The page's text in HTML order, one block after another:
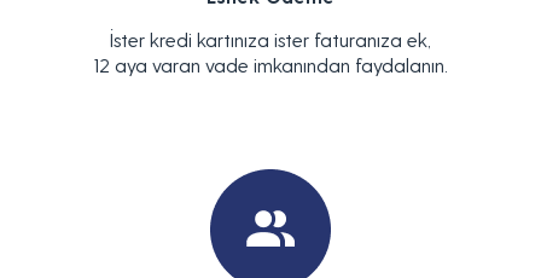
İster kredi kartınıza ister faturanıza ek,
12 aya varan vade imkanından faydalanın.